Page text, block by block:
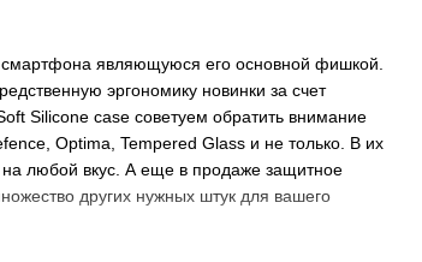
являющуюся его основной фишкой.
эргономику новинки за счет
Silicone case советуем обратить внимание
Optima, Tempered Glass и не только. В их
любой вкус. А еще в продаже защитное
других нужных штук для вашего